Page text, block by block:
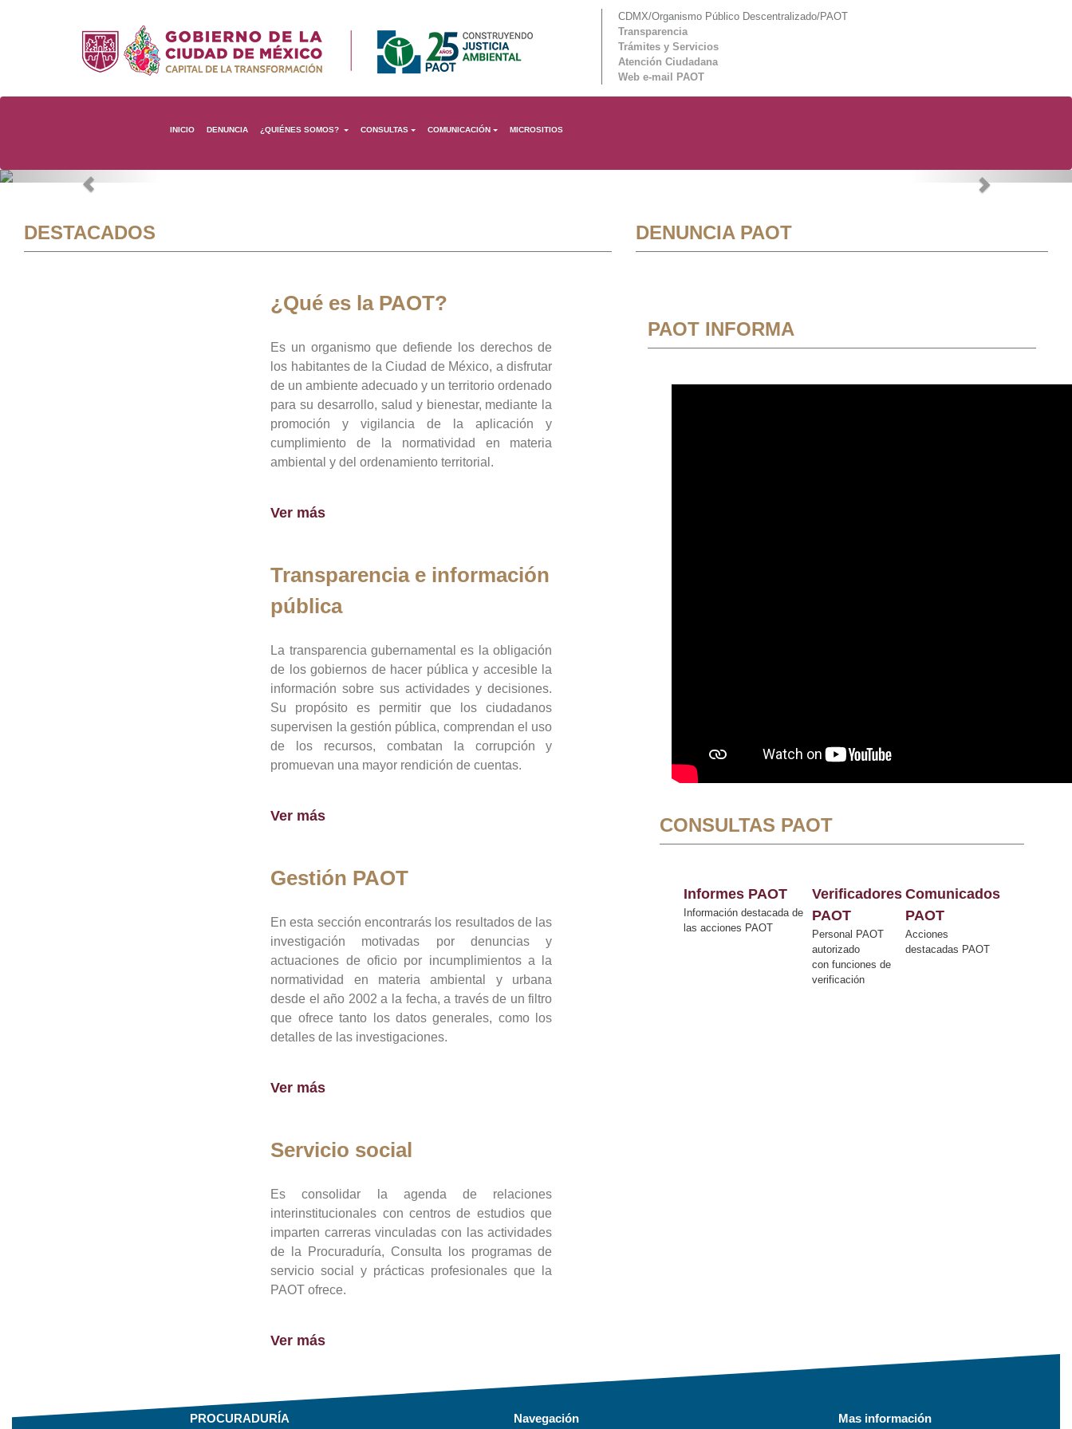
CDMX/Organismo Público Descentralizado/PAOT
Transparencia
Trámites y Servicios
Atención Ciudadana
Web e-mail PAOT
INICIO DENUNCIA ¿QUIÉNES SOMOS? CONSULTAS COMUNICACIÓN MICROSITIOS
Previous Next
DESTACADOS
¿Qué es la PAOT?
Es un organismo que defiende los derechos de
los habitantes de la Ciudad de México, a disfrutar
de un ambiente adecuado y un territorio ordenado
para su desarrollo, salud y bienestar, mediante la
promoción y vigilancia de la aplicación y
cumplimiento de la normatividad en materia
ambiental y del ordenamiento territorial.
Ver más
Transparencia e información
pública
La transparencia gubernamental es la obligación
de los gobiernos de hacer pública y accesible la
información sobre sus actividades y decisiones.
Su propósito es permitir que los ciudadanos
supervisen la gestión pública, comprendan el uso
de los recursos, combatan la corrupción y
promuevan una mayor rendición de cuentas.
Ver más
Gestión PAOT
En esta sección encontrarás los resultados de las
investigación motivadas por denuncias y
actuaciones de oficio por incumplimientos a la
normatividad en materia ambiental y urbana
desde el año 2002 a la fecha, a través de un filtro
que ofrece tanto los datos generales, como los
detalles de las investigaciones.
Ver más
Servicio social
Es consolidar la agenda de relaciones
interinstitucionales con centros de estudios que
imparten carreras vinculadas con las actividades
de la Procuraduría, Consulta los programas de
servicio social y prácticas profesionales que la
PAOT ofrece.
Ver más
DENUNCIA PAOT
PAOT INFORMA
CONSULTAS PAOT
Informes PAOT
Información destacada de
las acciones PAOT
Verificadores
PAOT
Personal PAOT
autorizado
con funciones de
verificación
Comunicados
PAOT
Acciones
destacadas PAOT
PROCURADURÍA Navegación Mas información